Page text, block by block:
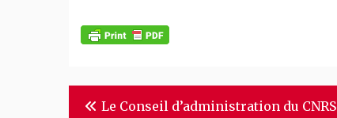
Navigation
Le Conseil d’administration du CNRS